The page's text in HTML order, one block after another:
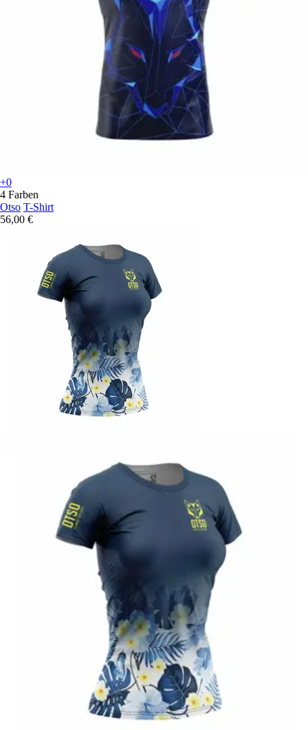
+0
4 Farben
Otso T-Shirt
56,00 €